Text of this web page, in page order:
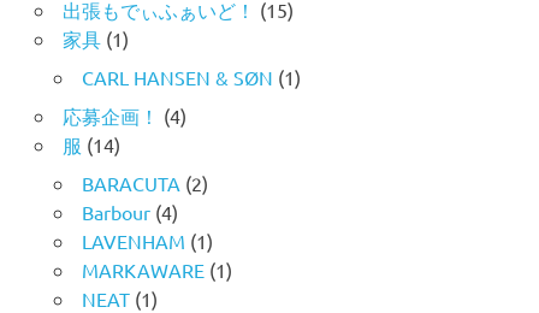
出張もでぃふぁいど！ (15)
家具(1)
CARL HANSEN & SØN (1)
応募企画！ (4)
服 (14)
BARACUTA (2)
Barbour(4)
LAVENHAM (1)
MARKAWARE(1)
NEAT(1)